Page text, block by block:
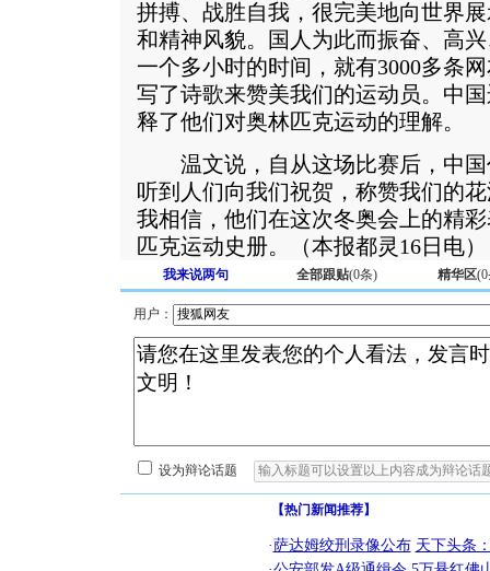
拼搏、战胜自我，很完美地向世界
和精神风貌。国人为此而振奋、高
一个多小时的时间，就有3000多条
写了诗歌来赞美我们的运动员。中
释了他们对奥林匹克运动的理解。
温文说，自从这场比赛后，中国
听到人们向我们祝贺，称赞我们的
我相信，他们在这次冬奥会上的精
匹克运动史册。（本报都灵16日电
我来说两句 全部跟贴(0条) 精华区(0
用户：
设为辩论话题
【热门新闻推荐】
·萨达姆绞刑录像公布 天下头条